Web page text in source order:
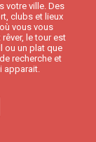
votre ville. Des
clubs et lieux
vous vous
le tour est
ou un plat que
recherche et
apparait.